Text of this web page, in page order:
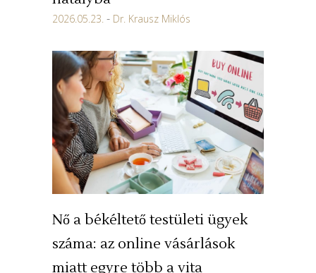
2026.05.23. Dr. Krausz Miklós
Nő a békéltető testületi ügyek
száma: az online vásárlások
miatt egyre több a vita